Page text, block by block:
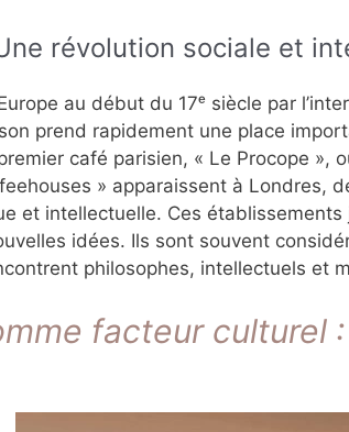
révolution sociale et
au début du 17ᵉ siècle par
prend rapidement une place
café parisien, « Le Procope »,
» apparaissent à Londres,
et intellectuelle. Ces
idées. Ils sont souvent
philosophes, intellectuels et
facteur culturel :